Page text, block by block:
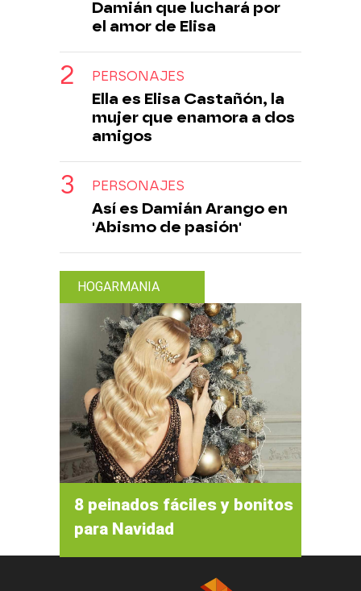
Damián que luchará por
el amor de Elisa
PERSONAJES
Ella es Elisa Castañón, la
mujer que enamora a dos
amigos
PERSONAJES
Así es Damián Arango en
'Abismo de pasión'
HOGARMANIA
8 peinados fáciles y bonitos
para Navidad